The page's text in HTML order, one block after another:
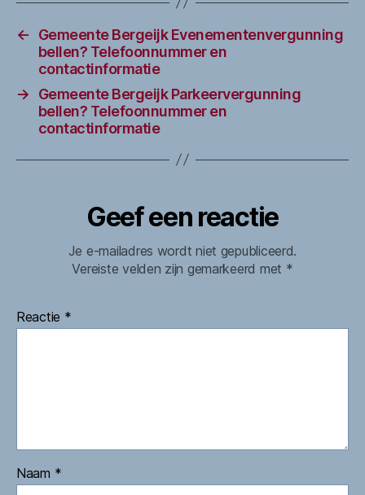
←
Gemeente Bergeijk Evenementenvergunning
bellen? Telefoonnummer en
contactinformatie
→
Gemeente Bergeijk Parkeervergunning
bellen? Telefoonnummer en
contactinformatie
Geef een reactie
Je e-mailadres wordt niet gepubliceerd.
Vereiste velden zijn gemarkeerd met *
Reactie *
Naam *